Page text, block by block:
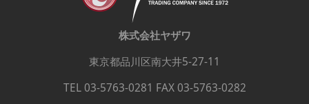
株式会社ヤザワ
東京都品川区南大井5-27-11
TEL 03-5763-0281 FAX 03-5763-0282